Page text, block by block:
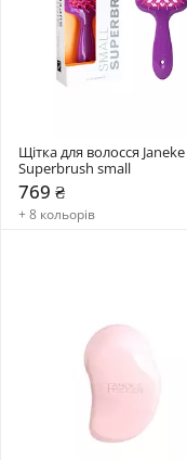
Щітка для волосся Janeke
Superbrush small
769 ₴
+ 8 кольорів